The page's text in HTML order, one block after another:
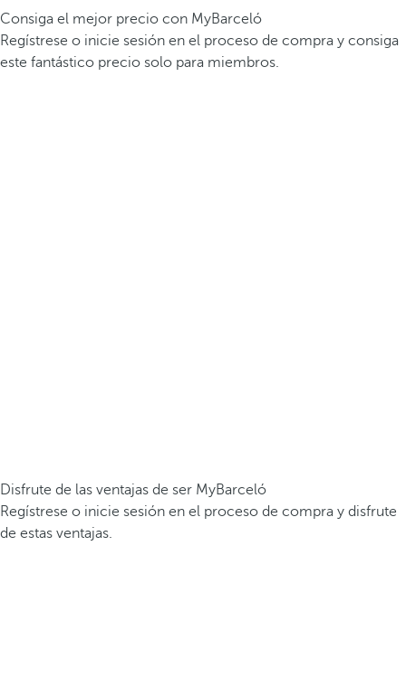
Consiga el mejor precio con MyBarceló
Regístrese o inicie sesión en el proceso de compra y consiga
este fantástico precio solo para miembros.
Disfrute de las ventajas de ser MyBarceló
Regístrese o inicie sesión en el proceso de compra y disfrute
de estas ventajas.